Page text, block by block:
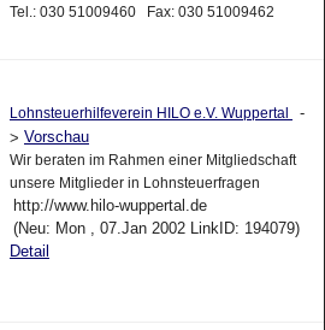
Tel.: 030 51009460 Fax: 030 51009462
Lohnsteuerhilfeverein HILO e.V. Wuppertal -
> Vorschau
Wir beraten im Rahmen einer Mitgliedschaft
unsere Mitglieder in Lohnsteuerfragen
http://www.hilo-wuppertal.de
(Neu: Mon , 07.Jan 2002 LinkID: 194079)
Detail